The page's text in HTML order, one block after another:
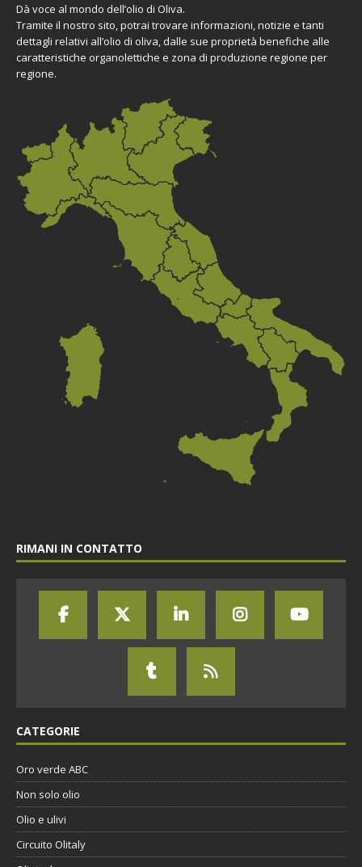
Dà voce al mondo dell’olio di Oliva.
Tramite il nostro sito, potrai trovare informazioni, notizie e tanti
dettagli relativi all’olio di oliva, dalle sue proprietà benefiche alle
caratteristiche organolettiche e zona di produzione regione per
regione.
RIMANI IN CONTATTO
CATEGORIE
Oro verde ABC
Non solo olio
Olio e ulivi
Circuito Olitaly